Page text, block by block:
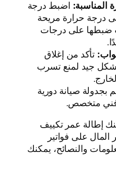
المناسبة: اضبط درجة
درجة حرارة مريحة
ضبطها على درجات
تأكد من إغلاق
بشكل جيد لمنع تسرب
بجدولة صيانة دورية
فني متخصص.
إطالة عمر تكييف
المال على فواتير
والنصائح، يمكنك